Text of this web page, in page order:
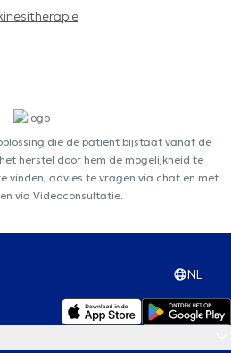
die de patiënt bijstaat vanaf de
herstel door hem de mogelijkheid te
vinden, advies te vragen via chat en met
via Videoconsultatie.
NL